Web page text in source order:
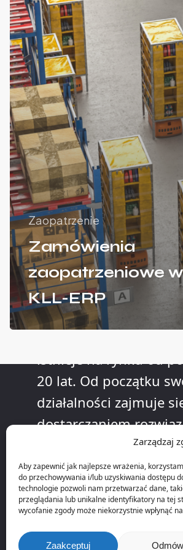
Zarządzaj
Aby zapewnić jak najlepsze wrażenia,
do przechowywania i/lub uzyskiwania dostępu
technologie pozwoli nam przetwarzać dane,
przeglądania lub unikalne identyfikatory na tej
wycofanie zgody może niekorzystnie wpłynąć
Zaakceptuj Odmów
Zaopatrzenie
Zamówienia
zaopatrzeniowe w
KLL-ERP
O nas
istnieje na rynku od
20 lat. Od początku
działalności zajmuje
dostarczaniem
informatycznych dla
przedsiębiorstw
produkcyjnych.